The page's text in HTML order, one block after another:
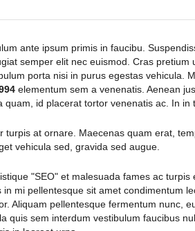
ante ipsum primis in faucibu.
semper elit nec euismod. Cras pretium
porta nisi in purus egestas vehicula.
elementum sem a venenatis. Aenean
id placerat tortor venenatis ac. In in
turpis at ornare. Maecenas quam erat,
vehicula sed, gravida sed augue.
"SEO" et malesuada fames ac
mi pellentesque sit amet condimentum
Aliquam pellentesque fermentum nunc,
quis sem interdum vestibulum faucibus